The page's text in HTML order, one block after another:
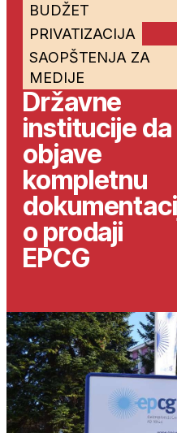
BUDŽET
PRIVATIZACIJA
SAOPŠTENJA ZA
MEDIJE
Državne
institucije da
objave
kompletnu
o prodaji
EPCG